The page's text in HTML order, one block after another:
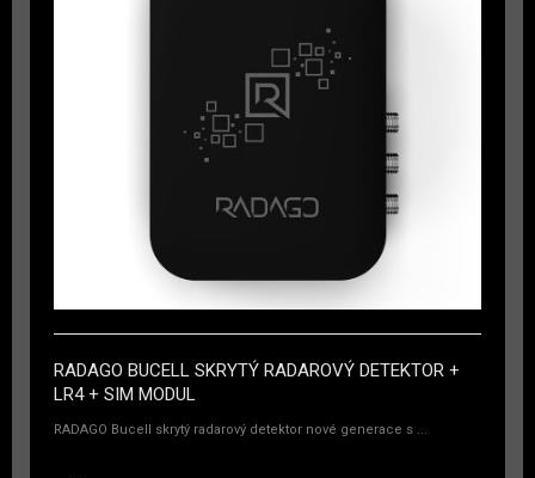
RADAGO BUCELL SKRYTÝ RADAROVÝ DETEKTOR +
LR4 + SIM MODUL
RADAGO Bucell skrytý radarový detektor nové generace s ...